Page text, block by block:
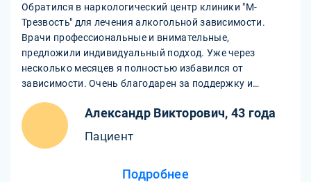
Обратился в наркологический центр клиники "М-
Трезвость" для лечения алкогольной зависимости.
Врачи профессиональные и внимательные,
предложили индивидуальный подход. Уже через
несколько месяцев я полностью избавился от
зависимости. Очень благодарен за поддержку и
Александр Викторович, 43 года
Пациент
Подробнее